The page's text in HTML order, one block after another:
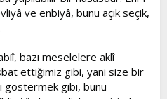
ve enbiyâ, bunu açık seçik,
bazı meselelere aklî
ettiğimiz gibi, yani size bir
göstermek gibi, bunu